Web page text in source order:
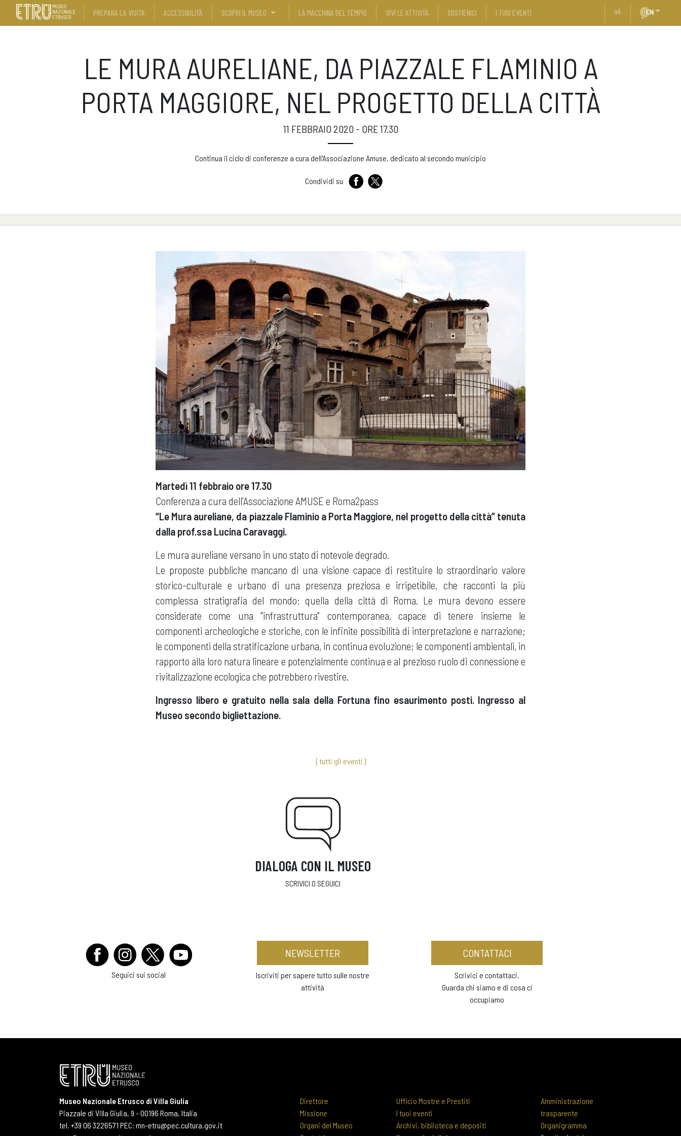
PREPARA LA VISITA ACCESSIBILITÀ SCOPRI IL MUSEO LA MACCHINA DEL TEMPIO VIVI LE ATTIVITÀ SOSTIENICI I TUOI EVENTI aA
LE MURA AURELIANE, DA PIAZZALE FLAMINIO A
PORTA MAGGIORE, NEL PROGETTO DELLA CITTÀ
11 FEBBRAIO 2020 - ORE 17.30
Continua il ciclo di conferenze a cura dell'Associazione Amuse, dedicato al secondo municipio
Condividi su
Martedì 11 febbraio ore 17.30
Conferenza a cura dell'Associazione AMUSE e Roma2pass
“Le Mura aureliane, da piazzale Flaminio a Porta Maggiore, nel progetto della città” tenuta
dalla prof.ssa Lucina Caravaggi.
Le mura aureliane versano in uno stato di notevole degrado.
Le proposte pubbliche mancano di una visione capace di restituire lo straordinario valore
storico-culturale e urbano di una presenza preziosa e irripetibile, che racconti la più
complessa stratigrafia del mondo: quella della città di Roma. Le mura devono essere
considerate come una "infrastruttura" contemporanea, capace di tenere insieme le
componenti archeologiche e storiche, con le infinite possibilità di interpretazione e narrazione;
le componenti della stratificazione urbana, in continua evoluzione; le componenti ambientali, in
rapporto alla loro natura lineare e potenzialmente continua e al prezioso ruolo di connessione e
rivitalizzazione ecologica che potrebbero rivestire.
Ingresso libero e gratuito nella sala della Fortuna fino esaurimento posti. Ingresso al
Museo secondo bigliettazione.
{ tutti gli eventi }
DIALOGA CON IL MUSEO
SCRIVICI O SEGUICI
Seguici sui social
NEWSLETTER
Iscriviti per sapere tutto sulle nostre
attività
CONTATTACI
Scrivici e contattaci.
Guarda chi siamo e di cosa ci
occupiamo
Museo Nazionale Etrusco di Villa Giulia
Piazzale di Villa Giulia, 9 - 00196 Roma, Italia
tel. +39 06 3226571 PEC: mn-etru@pec.cultura.gov.it
Direttore
Missione
Organi del Museo
Ufficio Mostre e Prestiti
I tuoi eventi
Archivi, biblioteca e depositi
Amministrazione
trasparente
Organigramma